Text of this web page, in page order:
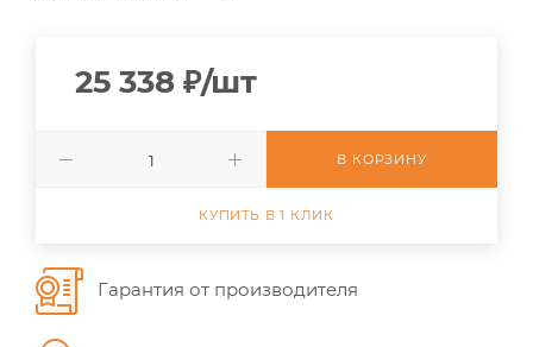
25 338 ₽/шт
В КОРЗИНУ
КУПИТЬ В 1 КЛИК
Гарантия от производителя